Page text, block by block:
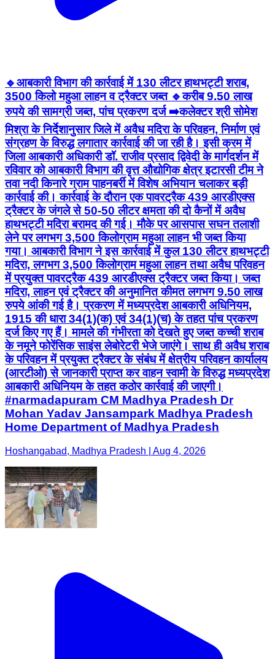
🔹आबकारी विभाग की कार्रवाई में 130 लीटर हाथभट्टी शराब,
3500 किलो महुआ लाहन व ट्रैक्टर जब्त 🔹करीब 9.50 लाख
रुपये की सामग्री जब्त, पांच प्रकरण दर्ज ➡️कलेक्टर श्री सोमेश
मिश्रा के निर्देशानुसार जिले में अवैध मदिरा के परिवहन, निर्माण एवं
संग्रहण के विरुद्ध लगातार कार्रवाई की जा रही है। इसी क्रम में
जिला आबकारी अधिकारी डॉ. राजीव प्रसाद द्विवेदी के मार्गदर्शन में
रविवार को आबकारी विभाग की वृत्त औद्योगिक क्षेत्र इटारसी टीम ने
तवा नदी किनारे ग्राम पाहनबर्री में विशेष अभियान चलाकर बड़ी
कार्रवाई की। कार्रवाई के दौरान एक पावरट्रैक 439 आरडीएक्स
ट्रैक्टर के जंगले से 50-50 लीटर क्षमता की दो कैनों में अवैध
हाथभट्टी मदिरा बरामद की गई। मौके पर आसपास सघन तलाशी
लेने पर लगभग 3,500 किलोग्राम महुआ लाहन भी जब्त किया
गया। आबकारी विभाग ने इस कार्रवाई में कुल 130 लीटर हाथभट्टी
मदिरा, लगभग 3,500 किलोग्राम महुआ लाहन तथा अवैध परिवहन
में प्रयुक्त पावरट्रैक 439 आरडीएक्स ट्रैक्टर जब्त किया। जब्त
मदिरा, लाहन एवं ट्रैक्टर की अनुमानित कीमत लगभग 9.50 लाख
रुपये आंकी गई है। प्रकरण में मध्यप्रदेश आबकारी अधिनियम,
1915 की धारा 34(1)(क) एवं 34(1)(च) के तहत पांच प्रकरण
दर्ज किए गए हैं। मामले की गंभीरता को देखते हुए जब्त कच्ची शराब
के नमूने फोरेंसिक साइंस लेबोरेटरी भेजे जाएंगे। साथ ही अवैध शराब
के परिवहन में प्रयुक्त ट्रैक्टर के संबंध में क्षेत्रीय परिवहन कार्यालय
(आरटीओ) से जानकारी प्राप्त कर वाहन स्वामी के विरुद्ध मध्यप्रदेश
आबकारी अधिनियम के तहत कठोर कार्रवाई की जाएगी।
#narmadapuram CM Madhya Pradesh Dr
Mohan Yadav Jansampark Madhya Pradesh
Home Department of Madhya Pradesh
Hoshangabad, Madhya Pradesh | Aug 4, 2026